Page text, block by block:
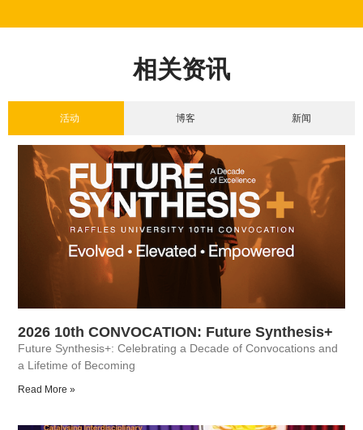
相关资讯
活动 博客 新闻
2026 10th CONVOCATION: Future Synthesis+
Future Synthesis+: Celebrating a Decade of Convocations and
a Lifetime of Becoming
Read More »